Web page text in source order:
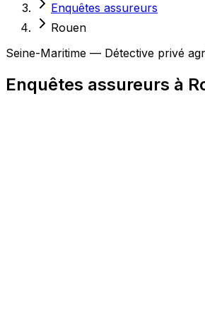
Enquêtes assureurs
Rouen
Seine-Maritime — Détective privé
Enquêtes assureurs à